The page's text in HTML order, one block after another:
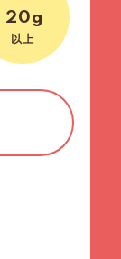
20g
以上